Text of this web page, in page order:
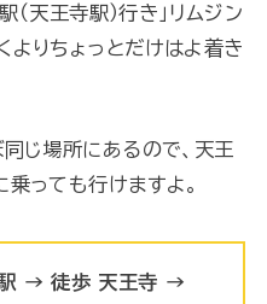
（天王寺駅）行き」リムジン
よりちょっとだけはよ着き
同じ場所にあるので、天王
っても行けますよ。
駅 → 徒歩 天王寺 →